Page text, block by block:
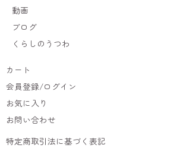
動画
ブログ
くらしのうつわ
カート
会員登録/ログイン
お気に入り
お問い合わせ
特定商取引法に基づく表記